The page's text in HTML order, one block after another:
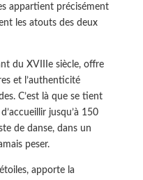
appartient précisément
les atouts des deux
du XVIIIe siècle, offre
et l’authenticité
C’est là que se tient
jusqu’à 150
de danse, dans un
peser.
apporte la